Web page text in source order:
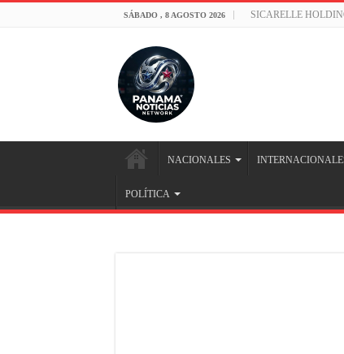
SÁBADO , 8 AGOSTO 2026 SICARELLE
NACIONALES
POLÍTICA